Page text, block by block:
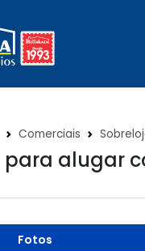
Comerciais
para alugar
Fotos